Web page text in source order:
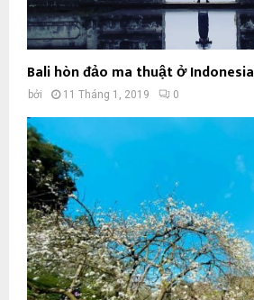
Bali hòn đảo ma thuật ở Indonesia
bởi 11 Tháng 1, 2019 0